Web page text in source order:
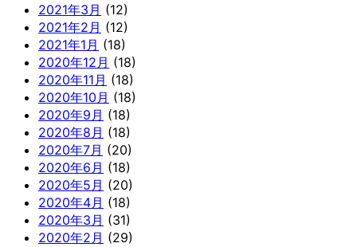
2021年3月 (12)
2021年2月 (12)
2021年1月 (18)
2020年12月 (18)
2020年11月 (18)
2020年10月 (18)
2020年9月 (18)
2020年8月 (18)
2020年7月 (20)
2020年6月 (18)
2020年5月 (20)
2020年4月 (18)
2020年3月 (31)
2020年2月 (29)